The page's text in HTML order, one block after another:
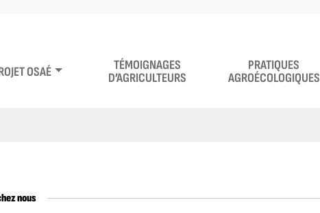
OSAÉ
TÉMOIGNAGES
D’AGRICULTEURS
PRATIQUES
AGROÉCOLOGIQUES
nous